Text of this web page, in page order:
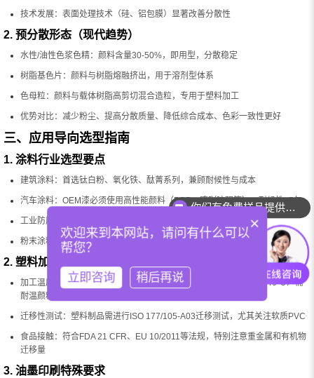
技术发展：表面处理技术（硅、铝包膜）显著改善分散性
2. 预分散形态（现代趋势）
水性/油性色浆色精：颜料含量30-50%，即用型，分散稳定
树脂基色片：颜料与树脂熔融挤出，用于溶剂型体系
色母粒：颜料与载体树脂高剪切混合造粒，专用于塑料加工
优势对比：减少粉尘、提高分散质量、降低综合成本、色彩一致性更好
三、应用导向选型指南
1. 涂料行业选型要点
建筑涂料：首选钛白粉、氧化铁、酞菁系列，兼顾耐候性与成本
汽车涂料：OEM漆必须使用高性能颜料（DPP、喹吖啶酮等），耐候性≥5年
工业防腐：环氧体系选磷酸锌，户外钢结构选云母氧化铁+铝粉
粉末涂料：耐温性要求高（180-220℃固化），优先选择CICP和部分HPP
2. 塑料加工关键参数
加工温度：PVC（160-180℃）可选大多数颜料；PP/ABS（220-240℃）需
耐温颜料；工程塑料（>280℃）必须选择CICP或特殊HPP
迁移性测试：塑料制品需进行ISO 177/105-A03迁移测试，尤其关注软质PVC
食品接触：符合FDA 21 CFR、EU 10/2011等法规，特别注意重金属和有机物
迁移量
3. 油墨印刷特殊要求
你们可以提供配色服务吗？
×
欢迎来到本网站，请问有什么可以
帮您？
立即咨询 稍后再说